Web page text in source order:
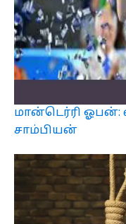
மான்டெர்ரி
சாம்பியன்